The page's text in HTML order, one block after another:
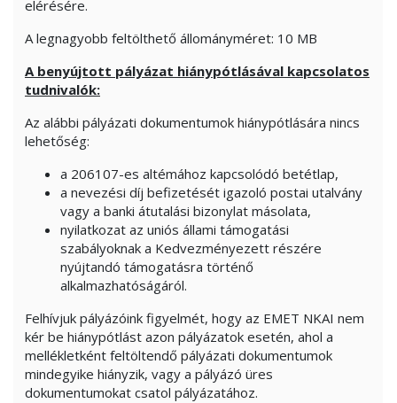
elérésére.
A legnagyobb feltölthető állományméret: 10 MB
A benyújtott pályázat hiánypótlásával kapcsolatos
tudnivalók:
Az alábbi pályázati dokumentumok hiánypótlására nincs
lehetőség:
a 206107-es altémához kapcsolódó betétlap,
a nevezési díj befizetését igazoló postai utalvány
vagy a banki átutalási bizonylat másolata,
nyilatkozat az uniós állami támogatási
szabályoknak a Kedvezményezett részére
nyújtandó támogatásra történő
alkalmazhatóságáról.
Felhívjuk pályázóink figyelmét, hogy az EMET NKAI nem
kér be hiánypótlást azon pályázatok esetén, ahol a
mellékletként feltöltendő pályázati dokumentumok
mindegyike hiányzik, vagy a pályázó üres
dokumentumokat csatol pályázatához.